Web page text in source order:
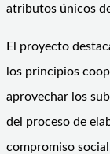
atributos únicos
El proyecto
los principios
aprovechar los
del proceso de
compromiso